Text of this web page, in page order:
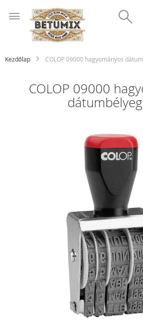
Kezdőlap COLOP 09000 hagyományos
COLOP 09000